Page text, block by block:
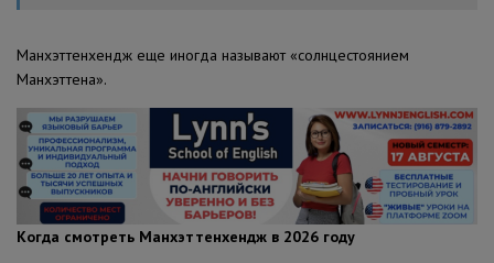
Манхэттенхендж еще иногда называют «солнцестоянием
Манхэттена».
Когда смотреть Манхэттенхендж в 2026 году